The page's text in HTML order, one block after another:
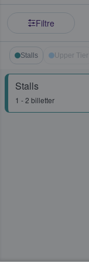
Filtre
Stalls Upper Tier
Stalls
1 - 2 billetter